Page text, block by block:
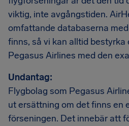
viktig, inte avgångstiden.
omfattande databaserna
finns, så vi kan alltid
Pegasus Airlines med den
Undantag:
Flygbolag som Pegasus
ut ersättning om det finns en
förseningen. Det innebär att